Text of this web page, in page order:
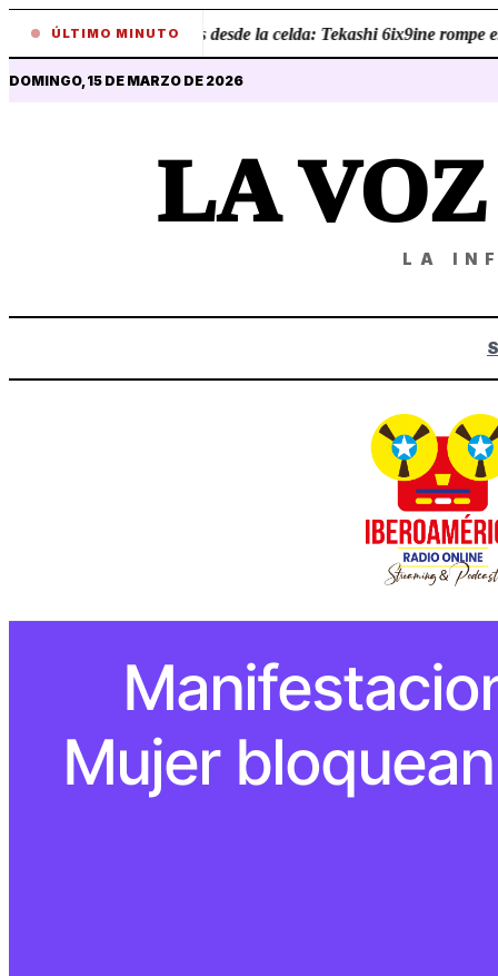
ÚLTIMO MINUTO
• Revelaciones desde la celda: Tekashi 6ix9ine rompe el
DOMINGO, 15 DE MARZO DE 2026
LA VOZ
LA
Mujer